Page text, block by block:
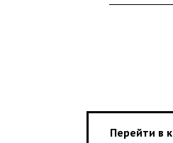
Перейти в